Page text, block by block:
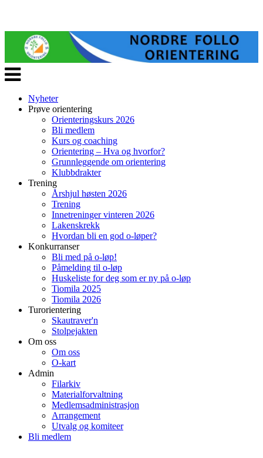
Veksle
navigasjon
Nyheter
Prøve orientering
Orienteringskurs 2026
Bli medlem
Kurs og coaching
Orientering – Hva og hvorfor?
Grunnleggende om orientering
Klubbdrakter
Trening
Årshjul høsten 2026
Trening
Innetreninger vinteren 2026
Lakenskrekk
Hvordan bli en god o-løper?
Konkurranser
Bli med på o-løp!
Påmelding til o-løp
Huskeliste for deg som er ny på o-løp
Tiomila 2025
Tiomila 2026
Turorientering
Skautraver'n
Stolpejakten
Om oss
Om oss
O-kart
Admin
Filarkiv
Materialforvaltning
Medlemsadministrasjon
Arrangement
Utvalg og komiteer
Bli medlem